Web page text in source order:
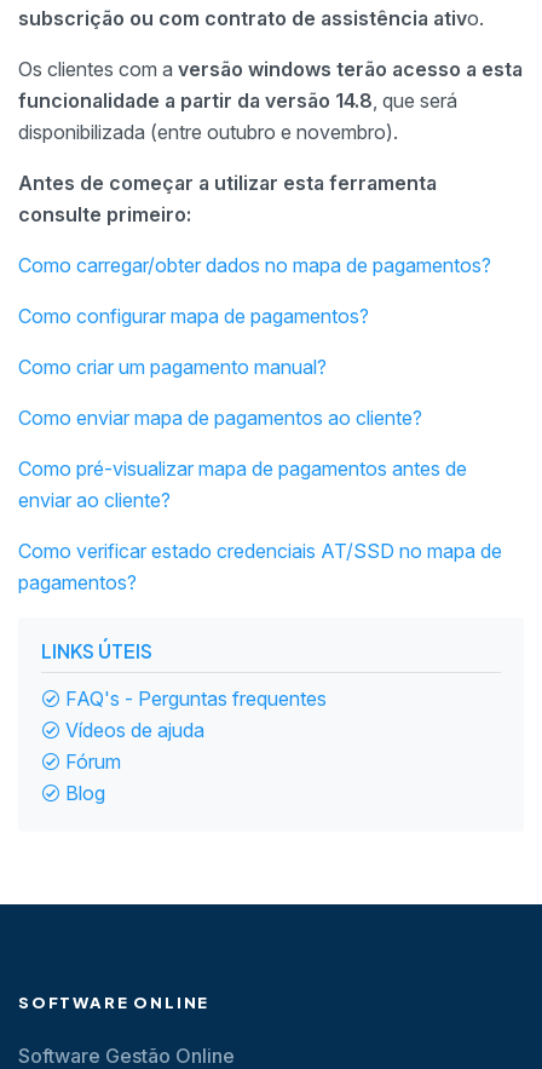
subscrição ou com contrato de assistência ativo.
Os clientes com a versão windows terão acesso a esta
funcionalidade a partir da versão 14.8, que será
disponibilizada (entre outubro e novembro).
Antes de começar a utilizar esta ferramenta
consulte primeiro:
Como carregar/obter dados no mapa de pagamentos?
Como configurar mapa de pagamentos?
Como criar um pagamento manual?
Como enviar mapa de pagamentos ao cliente?
Como pré-visualizar mapa de pagamentos antes de
enviar ao cliente?
Como verificar estado credenciais AT/SSD no mapa de
pagamentos?
LINKS ÚTEIS
FAQ's - Perguntas frequentes
Vídeos de ajuda
Fórum
Blog
SOFTWARE ONLINE
Software Gestão Online